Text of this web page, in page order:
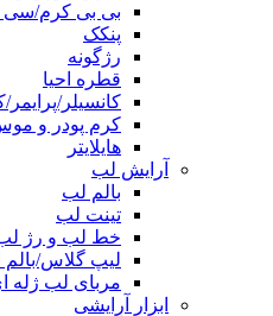
بی بی کرم/
پنکک
رژگونه
قطره احیا
کانسیلر/پرایمر/
کرم پودر و
هایلایتر
آرایش لب
بالم لب
تینت لب
خط لب و رژ
لیپ گلاس/
مربای لب ژله
ابزار آرایشی